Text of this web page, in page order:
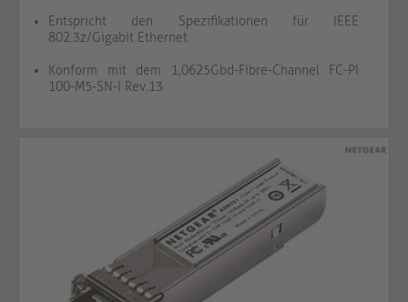
Entspricht den Spezifikationen für IEEE
802.3z/Gigabit Ethernet
Konform mit dem 1,0625Gbd-Fibre-Channel FC-PI
100-M5-SN-I Rev.13